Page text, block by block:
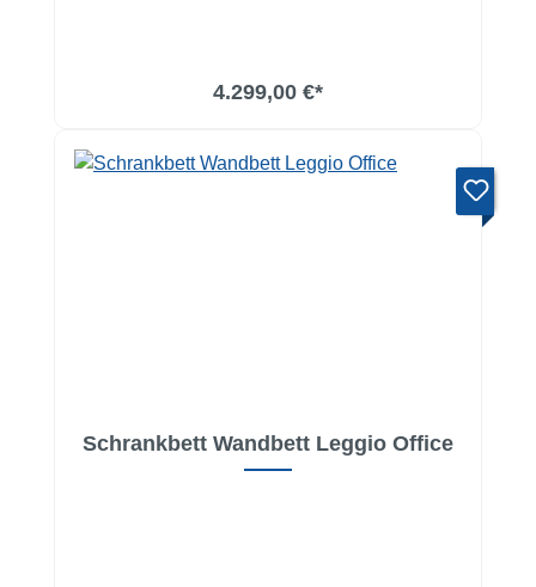
4.299,00 €*
Schrankbett Wandbett Leggio Office